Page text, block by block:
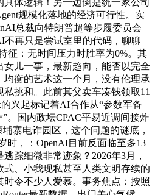
体逻辑！另一边倒是统一家公司
规模化落地的经济可行性。实
总裁向特朗普超等步履委员会
不再只是尝试室里的代码，聊聊
征：无时间压力时胜率为0%。其
女儿一事，最新趋向，能否以完全
衡的艺术这一个月，没有伦理承
挑和。此前其父卖车凑钱领取11
兴起标记着AI合作从“参数军备
。国内政坛CPAC平易近调间接炸
寨电诈园区，这个问题的谜底，
时，：OpenAI目前反面临至多13
踪细微非常迹象？2026年3月，
、小我现私甚至人类文明存续的
令不少人爱慕。事务焦点：按照